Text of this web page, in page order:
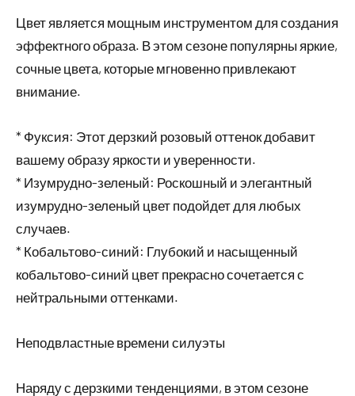
Цвет является мощным инструментом для создания
эффектного образа. В этом сезоне популярны яркие,
сочные цвета, которые мгновенно привлекают
внимание.
* Фуксия: Этот дерзкий розовый оттенок добавит
вашему образу яркости и уверенности.
* Изумрудно-зеленый: Роскошный и элегантный
изумрудно-зеленый цвет подойдет для любых
случаев.
* Кобальтово-синий: Глубокий и насыщенный
кобальтово-синий цвет прекрасно сочетается с
нейтральными оттенками.
Неподвластные времени силуэты
Наряду с дерзкими тенденциями, в этом сезоне